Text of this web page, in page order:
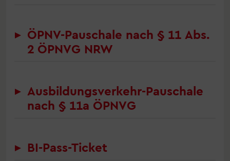
ÖPNV-Pauschale nach § 11 Abs.
2 ÖPNVG NRW
Ausbildungsverkehr-Pauschale
nach § 11a ÖPNVG
BI-Pass-Ticket